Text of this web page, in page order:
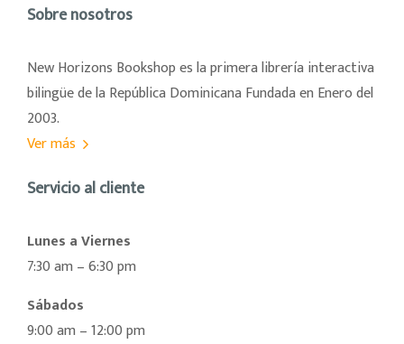
Sobre nosotros
New Horizons Bookshop es la primera librería interactiva
bilingüe de la República Dominicana Fundada en Enero del
2003.
Ver más
Servicio al cliente
Lunes a Viernes
7:30 am – 6:30 pm
Sábados
9:00 am – 12:00 pm